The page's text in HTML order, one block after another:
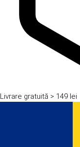
Livrare gratuită > 149 lei